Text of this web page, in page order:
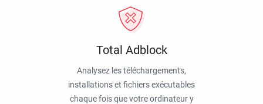
Total Adblock
Analysez les téléchargements,
installations et fichiers exécutables
chaque fois que votre ordinateur y